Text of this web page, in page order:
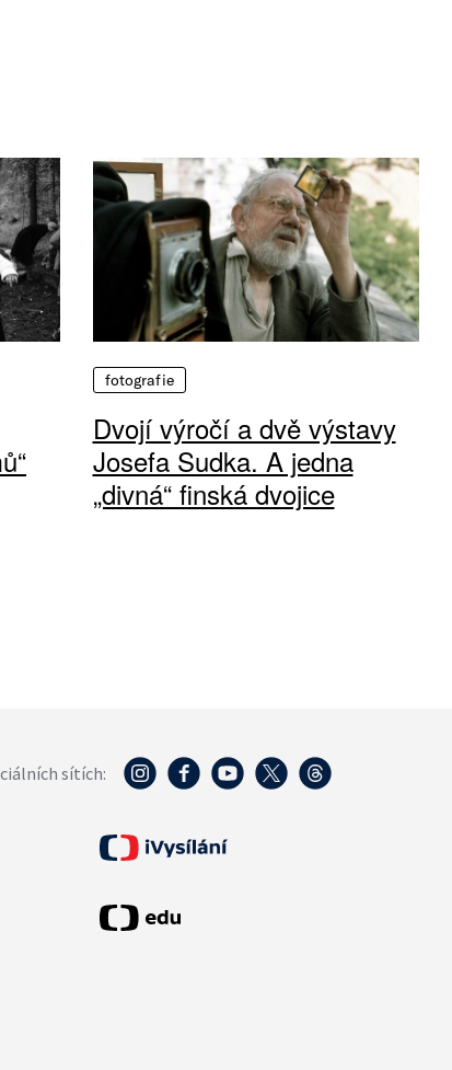
fotografie
Dvojí výročí a dvě výstavy
Josefa Sudka. A jedna
„divná“ finská dvojice
sítích: